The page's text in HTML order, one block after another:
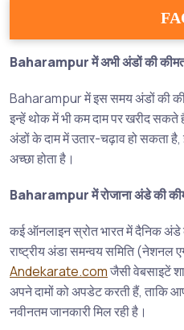
Baharampur में अभी अंडों की
Baharampur में इस समय अंडों की
इन्हें थोक में भी कम दाम पर खरीद
अंडों के दाम में उतार-चढ़ाव हो सकता
अच्छा होता है।
Baharampur में रोजाना अंडे की
कई ऑनलाइन स्रोत भारत में दैनिक
राष्ट्रीय अंडा समन्वय समिति
Andekarate.comजैसी वेबसाइटें
अपने दामों को अपडेट करती हैं, ताकि
नवीनतम जानकारी मिल रही है।